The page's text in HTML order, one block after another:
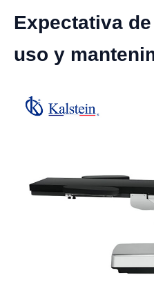
Expectativa
uso y